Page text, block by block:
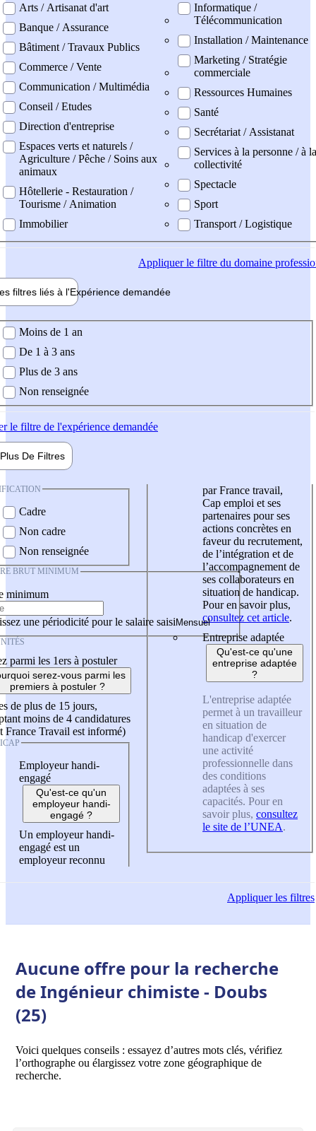
Arts / Artisanat d'art
Banque / Assurance
Bâtiment / Travaux Publics
Commerce / Vente
Communication / Multimédia
Conseil / Etudes
Direction d'entreprise
Espaces verts et naturels /
Agriculture / Pêche / Soins aux
animaux
Hôtellerie - Restauration /
Tourisme / Animation
Immobilier
Informatique /
Télécommunication
Installation / Maintenance
Marketing / Stratégie
commerciale
Ressources Humaines
Santé
Secrétariat / Assistanat
Services à la personne / à la
collectivité
Spectacle
Sport
Transport / Logistique
Appliquerle filtre du domaine
filtres liés à l'Expérience demandée
demandée
Moins de 1 an
De 1 à 3 ans
Plus de 3 ans
Non renseignée
le filtre de l'expérience demandée
Plus De Filtres
Cadre
Non cadre
Non renseignée
BRUT MINIMUM
minimum
une périodicité pour le salaire saisi
parmi les 1ers à postuler
serez-vous parmi les
premiers à postuler ?
de plus de 15 jours,
moins de 4 candidatures
France Travail est informé)
Employeur handi-
engagé
Qu'est-ce qu'un
employeur handi-
engagé ?
Un employeur handi-
engagé est un
employeur reconnu
par France travail,
Cap emploi et ses
partenaires pour ses
actions concrètes en
faveur du recrutement,
de l’intégration et de
l’accompagnement de
ses collaborateurs en
situation de handicap.
Pour en savoir plus,
consultez cet article.
Entreprise adaptée
Qu'est-ce qu'une
entreprise adaptée
?
L'entreprise adaptée
permet à un travailleur
en situation de
handicap d'exercer
une activité
professionnelle dans
des conditions
adaptées à ses
capacités. Pour en
savoir plus, consultez
le site de l’UNEA.
Appliquerles filtres
Aucune offre pour la recherche
de Ingénieur chimiste - Doubs
(25)
Voici quelques conseils : essayez d’autres mots clés, vérifiez
l’orthographe ou élargissez votre zone géographique de
recherche.